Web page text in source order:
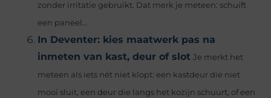
zonder irritatie gebruikt. Dat merk je meteen: schuift
een paneel...
In Deventer: kies maatwerk pas na
inmeten van kast, deur of slot Je merkt het
meteen als iets nét niet klopt: een kastdeur die niet
mooi sluit, een deur die langs het kozijn schuurt, of een